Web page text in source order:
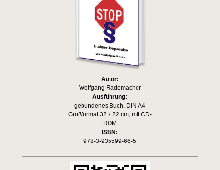
Autor:
Wolfgang Rademacher
Ausführung:
gebundenes Buch, DIN A4
Großformat 32 x 22 cm, mit CD-
ROM
ISBN:
978-3-935599-66-5